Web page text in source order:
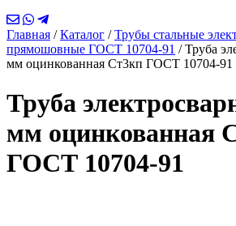
Главная /Каталог /Трубы стальные
прямошовные ГОСТ 10704-91 /Труба
мм оцинкованная Ст3кп ГОСТ 10704-91
Труба
мм оцинкованная
ГОСТ 10704-91